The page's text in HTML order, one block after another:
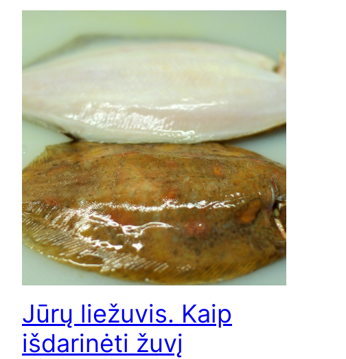
Jūrų liežuvis. Kaip
išdarinėti žuvį